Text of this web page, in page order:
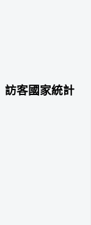
訪客國家統計